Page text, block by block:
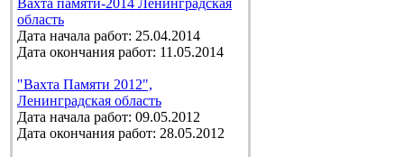
Вахта памяти-2014 Ленинградская
область
Дата начала работ: 25.04.2014
Дата окончания работ: 11.05.2014
"Вахта Памяти 2012",
Ленинградская область
Дата начала работ: 09.05.2012
Дата окончания работ: 28.05.2012